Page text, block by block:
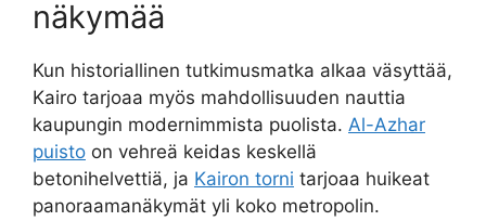
näkymää
Kun historiallinen tutkimusmatka alkaa väsyttää,
Kairo tarjoaa myös mahdollisuuden nauttia
kaupungin modernimmista puolista. Al-Azhar
puisto on vehreä keidas keskellä
betonihelvettiä, ja Kairon torni tarjoaa huikeat
panoraamanäkymät yli koko metropolin.